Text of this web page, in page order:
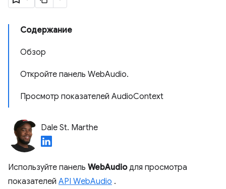
Содержание
Обзор
Откройте панель WebAudio.
Просмотр показателей AudioContext
Dale St. Marthe
Используйте панель WebAudioдля просмотра
показателей API WebAudio .